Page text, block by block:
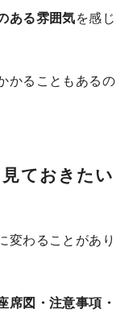
ある雰囲気を感じ
かることもあるの
ておきたい
変わることがあり
席図・注意事項・